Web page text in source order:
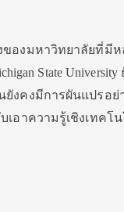
องมหาวิทยาลัยที่มีห
State University
คงมีการผันแปรอย่า
อาความรู้เชิงเทคโ